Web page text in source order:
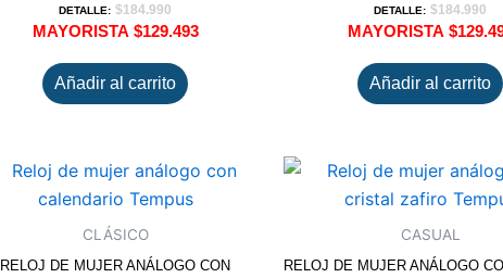
DETALLE: $184.990
MAYORISTA $129.493
Añadir al carrito
DETALLE: $184.990
MAYORISTA $
Añadir al carrito
CLÁSICO
RELOJ DE MUJER ANÁLOGO CON
CASUAL
RELOJ DE MUJER ANÁLOGO